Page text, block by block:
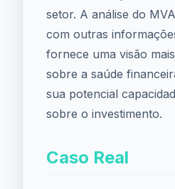
setor. A análise do
com outras
fornece uma visão
sobre a saúde
sua potencial
sobre o investimento.
Caso Real